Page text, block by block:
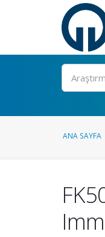
Ara
ANA SAYFA